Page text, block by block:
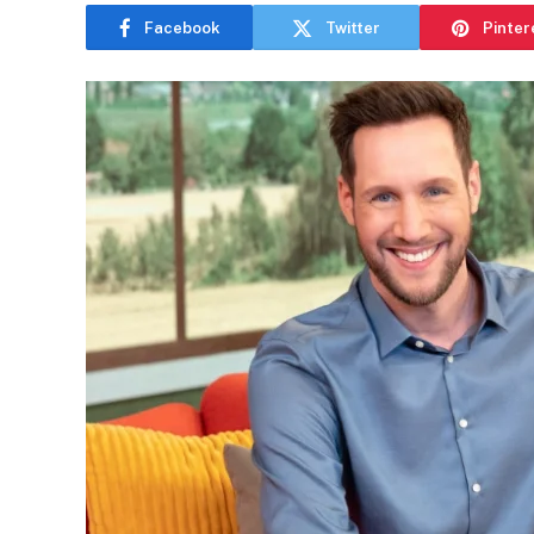
Facebook Twitter